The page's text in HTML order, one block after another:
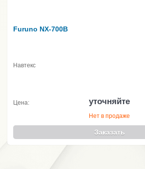
Furuno NX-700B
Навтекс
Цена: уточняйте
Нет в продаже
Заказать